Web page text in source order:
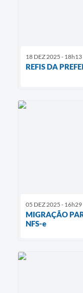
18 DEZ 2025 - 18h13
REFIS DA
05 DEZ 2025 - 16h29
MIGRAÇÃO
NFS-e